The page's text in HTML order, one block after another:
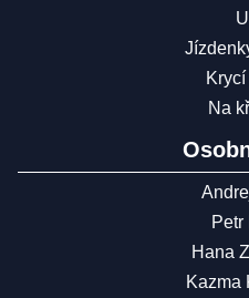
Na
Petr
Hana
Kazma